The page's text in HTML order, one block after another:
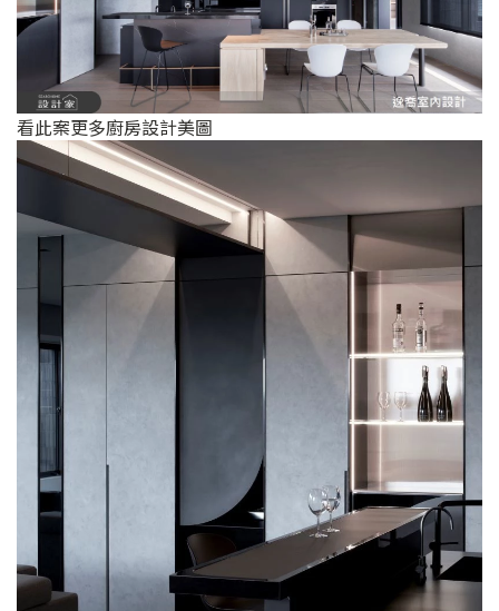
看此案更多廚房設計美圖